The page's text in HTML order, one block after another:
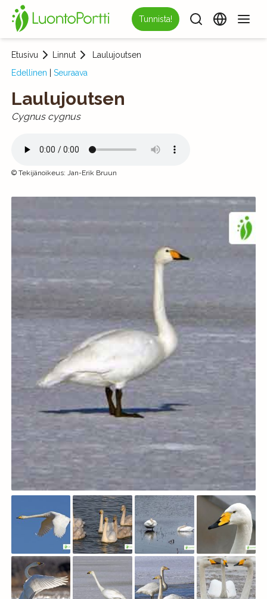
Tunnista!
Etusivu Linnut
Laulujoutsen
Edellinen
Seuraava
Laulujoutsen
Cygnus cygnus
© Tekijänoikeus: Jan-Erik Bruun